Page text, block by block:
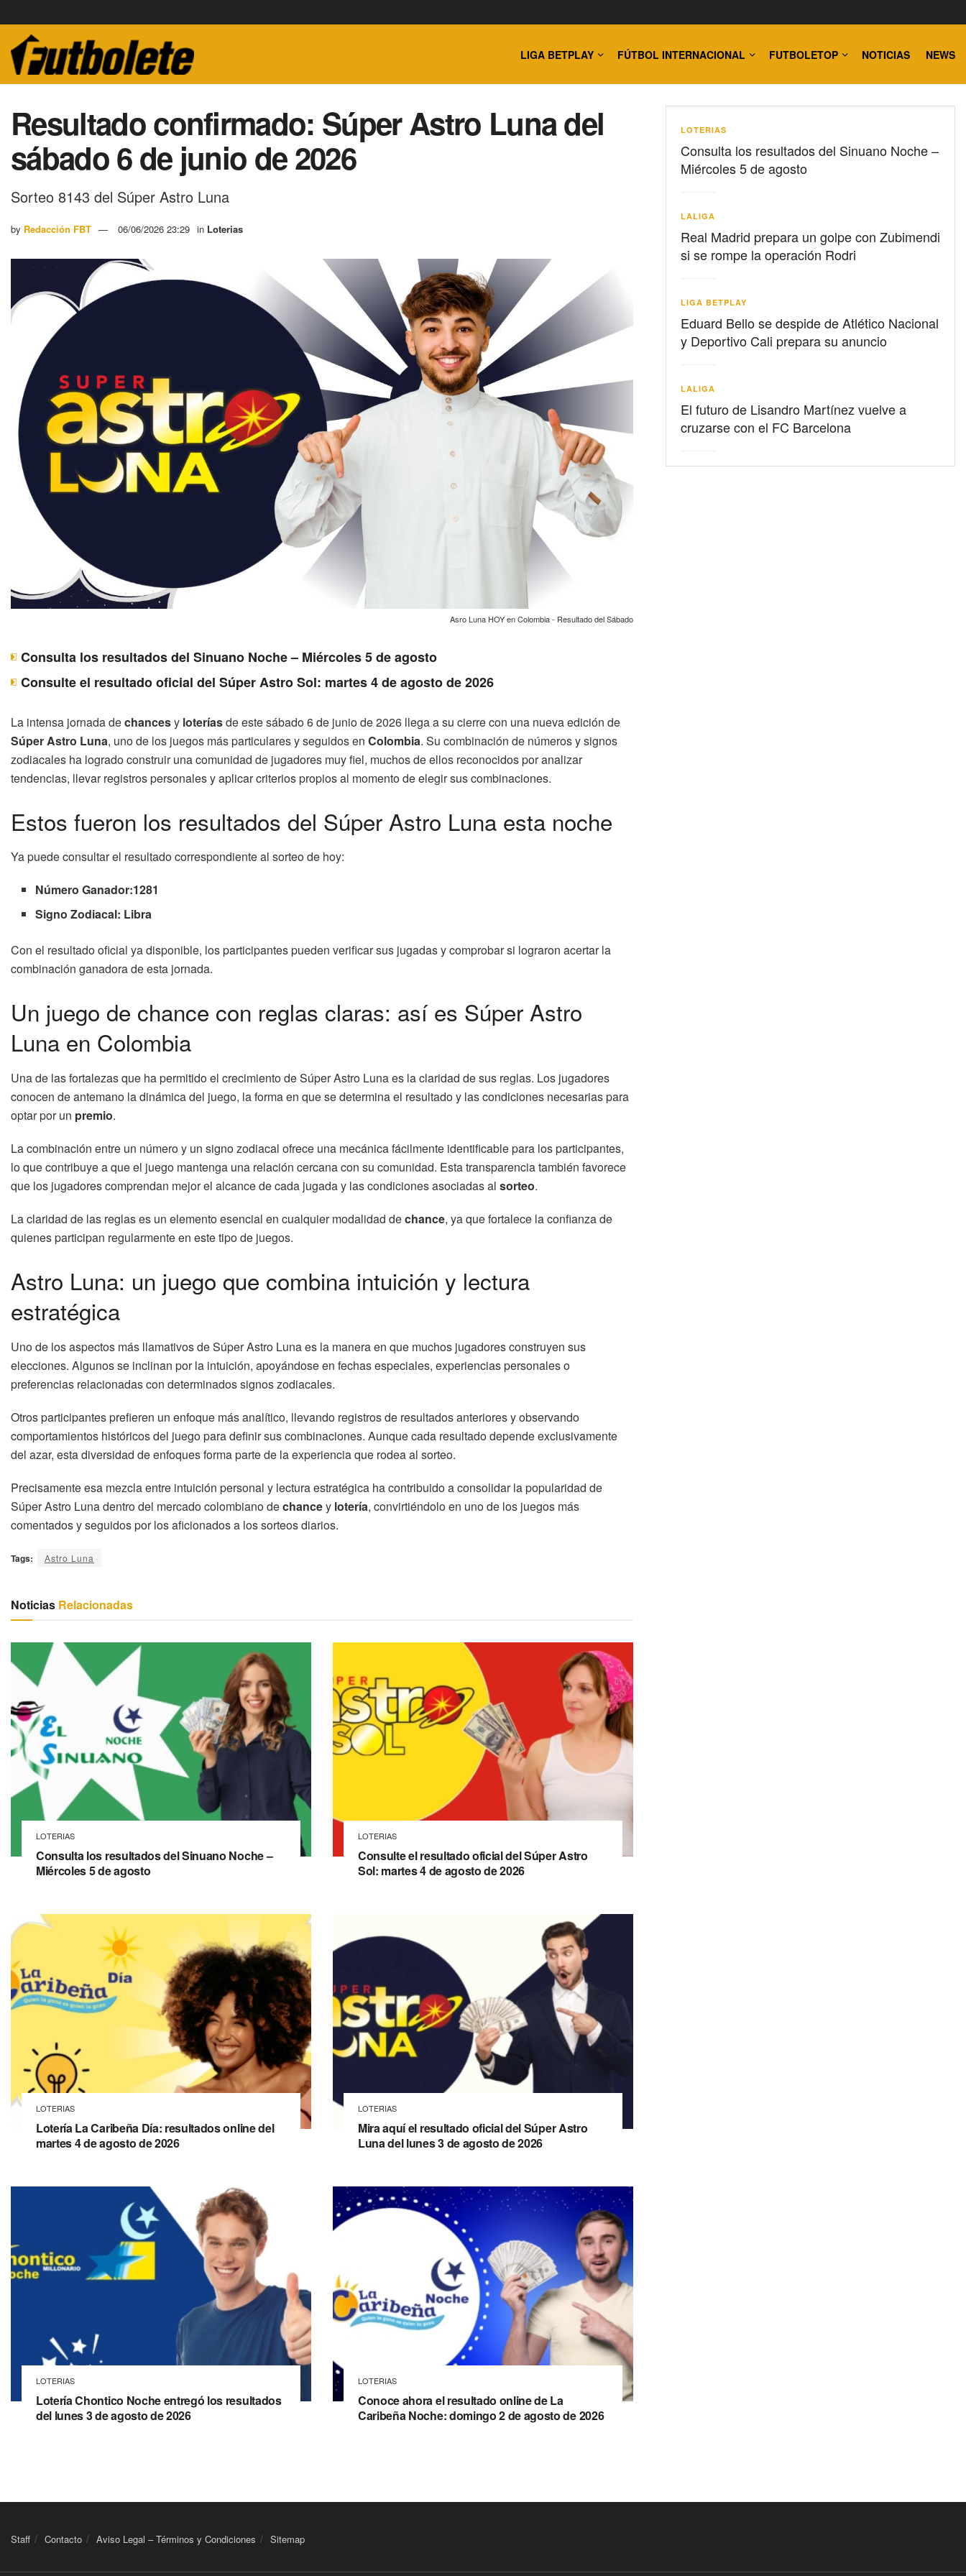
LIGA BETPLAY FÚTBOL INTERNACIONAL FUTBOLETOP NOTICIAS NEWS
Resultado confirmado: Súper Astro Luna del
sábado 6 de junio de 2026
Sorteo 8143 del Súper Astro Luna
by Redacción FBT 06/06/2026 23:29 in Loterias
Asro Luna HOY en Colombia - Resultado del Sábado
Consulta los resultados del Sinuano Noche – Miércoles 5 de agosto
Consulte el resultado oficial del Súper Astro Sol: martes 4 de agosto de 2026
La intensa jornada dechancesy loteríasde este sábado 6 de junio de 2026 llega a su cierre con una nueva edición de
Súper Astro Luna, uno de los juegos más particulares y seguidos en Colombia. Su combinación de números y signos
zodiacales ha logrado construir una comunidad de jugadores muy fiel, muchos de ellos reconocidos por analizar
tendencias, llevar registros personales y aplicar criterios propios al momento de elegir sus combinaciones.
Estos fueron los resultados del Súper Astro Luna esta noche
Ya puede consultar el resultado correspondiente al sorteo de hoy:
Número Ganador:1281
Signo Zodiacal: Libra
Con el resultado oficial ya disponible, los participantes pueden verificar sus jugadas y comprobar si lograron acertar la
combinación ganadora de esta jornada.
Un juego de chance con reglas claras: así es Súper Astro
Luna en Colombia
Una de las fortalezas que ha permitido el crecimiento de Súper Astro Luna es la claridad de sus reglas. Los jugadores
conocen de antemano la dinámica del juego, la forma en que se determina el resultado y las condiciones necesarias para
optar por un premio.
La combinación entre un número y un signo zodiacal ofrece una mecánica fácilmente identificable para los participantes,
lo que contribuye a que el juego mantenga una relación cercana con su comunidad. Esta transparencia también favorece
que los jugadores comprendan mejor el alcance de cada jugada y las condiciones asociadas al sorteo.
La claridad de las reglas es un elemento esencial en cualquier modalidad dechance, ya que fortalece la confianza de
quienes participan regularmente en este tipo de juegos.
Astro Luna: un juego que combina intuición y lectura
estratégica
Uno de los aspectos más llamativos de Súper Astro Luna es la manera en que muchos jugadores construyen sus
elecciones. Algunos se inclinan por la intuición, apoyándose en fechas especiales, experiencias personales o
preferencias relacionadas con determinados signos zodiacales.
Otros participantes prefieren un enfoque más analítico, llevando registros de resultados anteriores y observando
comportamientos históricos del juego para definir sus combinaciones. Aunque cada resultado depende exclusivamente
del azar, esta diversidad de enfoques forma parte de la experiencia que rodea al sorteo.
Precisamente esa mezcla entre intuición personal y lectura estratégica ha contribuido a consolidar la popularidad de
Súper Astro Luna dentro del mercado colombiano dechancey lotería, convirtiéndolo en uno de los juegos más
comentados y seguidos por los aficionados a los sorteos diarios.
Tags: Astro Luna
Noticias Relacionadas
LOTERIAS
Consulta los resultados del Sinuano Noche –
Miércoles 5 de agosto
LOTERIAS
Consulte el resultado oficial del Súper Astro
Sol: martes 4 de agosto de 2026
LOTERIAS
Lotería La Caribeña Día: resultados online del
martes 4 de agosto de 2026
LOTERIAS
Mira aquí el resultado oficial del Súper Astro
Luna del lunes 3 de agosto de 2026
LOTERIAS
Lotería Chontico Noche entregó los resultados
del lunes 3 de agosto de 2026
LOTERIAS
Conoce ahora el resultado online de La
Caribeña Noche: domingo 2 de agosto de 2026
LOTERIAS
Consulta los resultados del Sinuano Noche –
Miércoles 5 de agosto
LALIGA
Real Madrid prepara un golpe con Zubimendi
si se rompe la operación Rodri
LIGA BETPLAY
Eduard Bello se despide de Atlético Nacional
y Deportivo Cali prepara su anuncio
LALIGA
El futuro de Lisandro Martínez vuelve a
cruzarse con el FC Barcelona
Staff Contacto Aviso Legal – Términos y Condiciones Sitemap